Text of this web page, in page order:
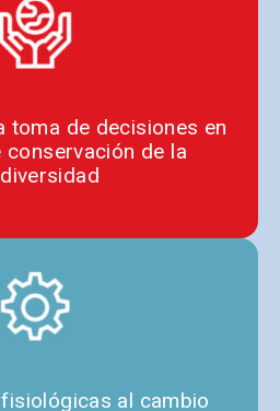
toma de decisiones en
de la
al cambio